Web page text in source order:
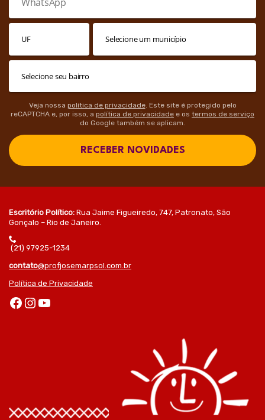
Veja nossa política de privacidade. Este site é protegido pelo
reCAPTCHA e, por isso, a política de privacidade e os termos de serviço
do Google também se aplicam.
RECEBER NOVIDADES
Escritório Político: Rua Jaime Figueiredo, 747, Patronato, São
Gonçalo – Rio de Janeiro.
(21) 97925-1234
contato@profjosemarpsol.com.br
Política de Privacidade
Facebook Instagram Youtube